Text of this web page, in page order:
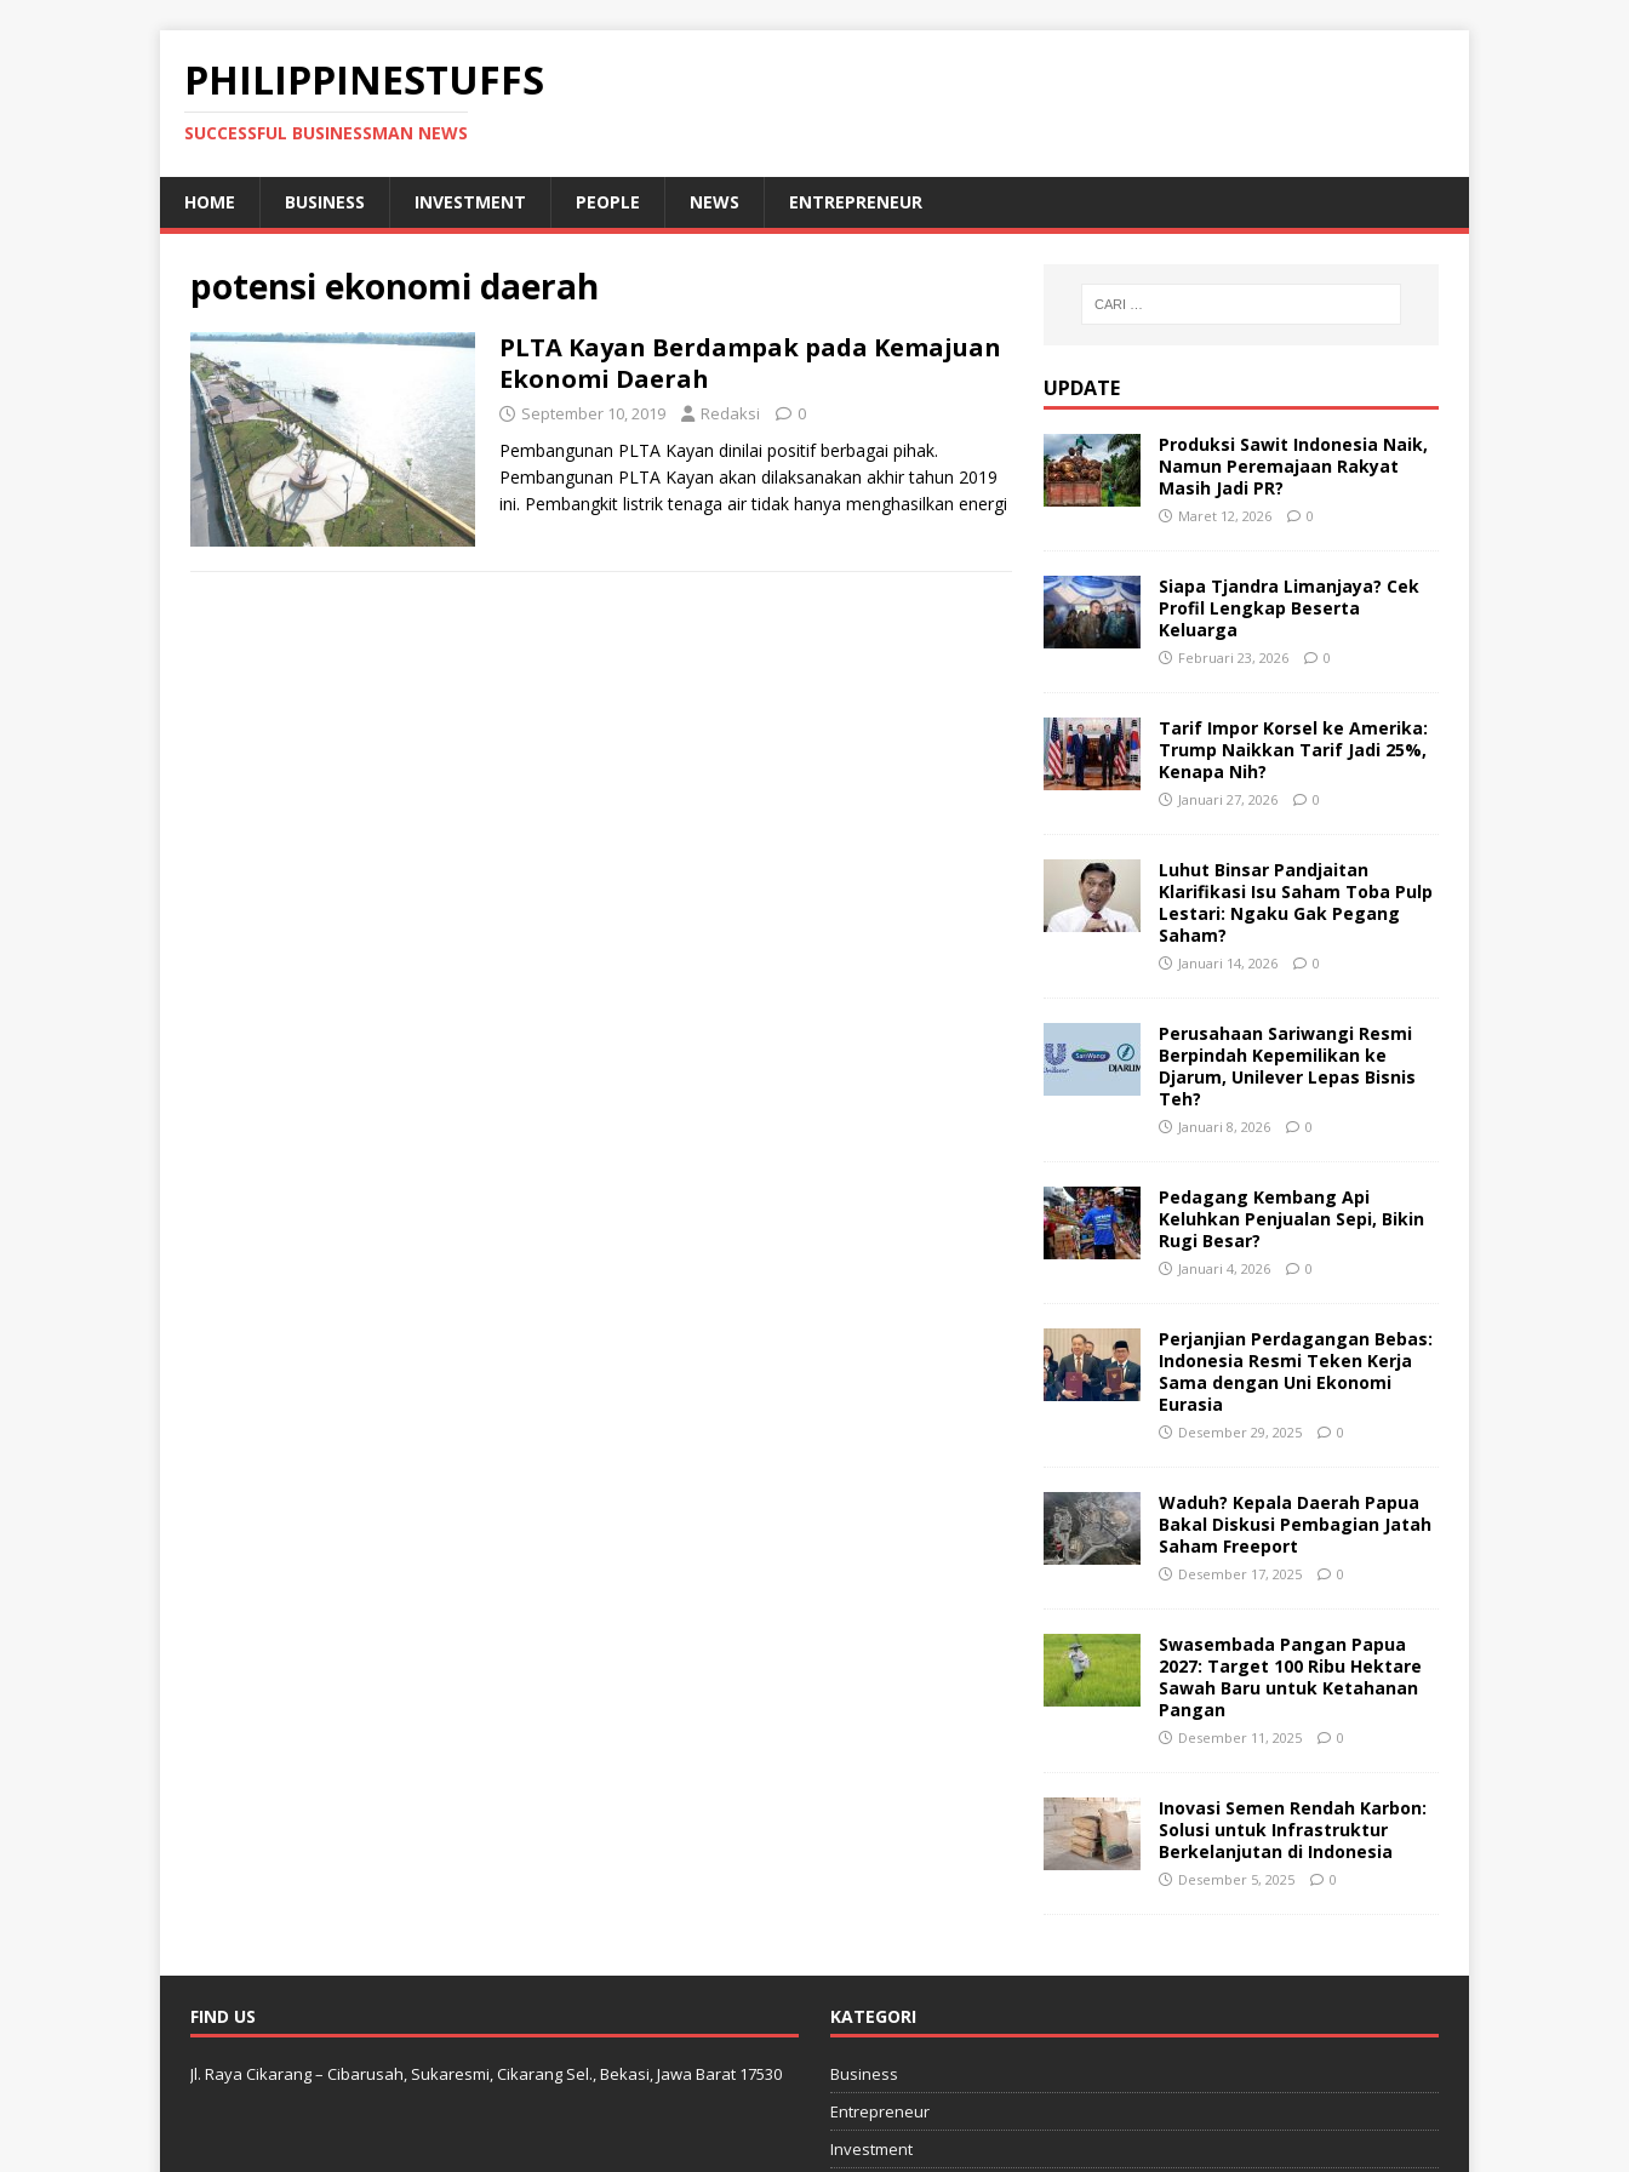
PHILIPPINESTUFFS
SUCCESSFUL BUSINESSMAN NEWS
HOME BUSINESS INVESTMENT PEOPLE NEWS ENTREPRENEUR
potensi ekonomi daerah
PLTA Kayan Berdampak pada Kemajuan
Ekonomi Daerah
September 10, 2019 Redaksi 0
Pembangunan PLTA Kayan dinilai positif berbagai pihak.
Pembangunan PLTA Kayan akan dilaksanakan akhir tahun 2019
ini. Pembangkit listrik tenaga air tidak hanya menghasilkan energi
UPDATE
Produksi Sawit Indonesia Naik,
Namun Peremajaan Rakyat
Masih Jadi PR?
Maret 12, 2026 0
Siapa Tjandra Limanjaya? Cek
Profil Lengkap Beserta
Keluarga
Februari 23, 2026 0
Tarif Impor Korsel ke Amerika:
Trump Naikkan Tarif Jadi 25%,
Kenapa Nih?
Januari 27, 2026 0
Luhut Binsar Pandjaitan
Klarifikasi Isu Saham Toba Pulp
Lestari: Ngaku Gak Pegang
Saham?
Januari 14, 2026 0
Perusahaan Sariwangi Resmi
Berpindah Kepemilikan ke
Djarum, Unilever Lepas Bisnis
Teh?
Januari 8, 2026 0
Pedagang Kembang Api
Keluhkan Penjualan Sepi, Bikin
Rugi Besar?
Januari 4, 2026 0
Perjanjian Perdagangan Bebas:
Indonesia Resmi Teken Kerja
Sama dengan Uni Ekonomi
Eurasia
Desember 29, 2025 0
Waduh? Kepala Daerah Papua
Bakal Diskusi Pembagian Jatah
Saham Freeport
Desember 17, 2025 0
Swasembada Pangan Papua
2027: Target 100 Ribu Hektare
Sawah Baru untuk Ketahanan
Pangan
Desember 11, 2025 0
Inovasi Semen Rendah Karbon:
Solusi untuk Infrastruktur
Berkelanjutan di Indonesia
Desember 5, 2025 0
FIND US
Jl. Raya Cikarang – Cibarusah, Sukaresmi, Cikarang Sel., Bekasi, Jawa Barat 17530
KATEGORI
Business
Entrepreneur
Investment